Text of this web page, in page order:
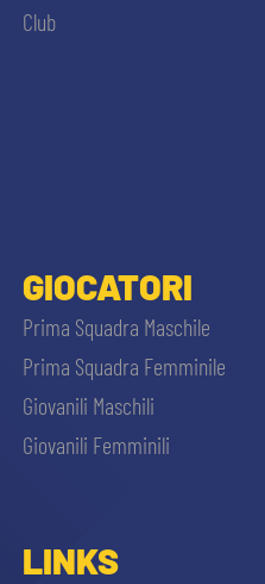
Club
GIOCATORI
Prima Squadra Maschile
Prima Squadra Femminile
Giovanili Maschili
Giovanili Femminili
LINKS